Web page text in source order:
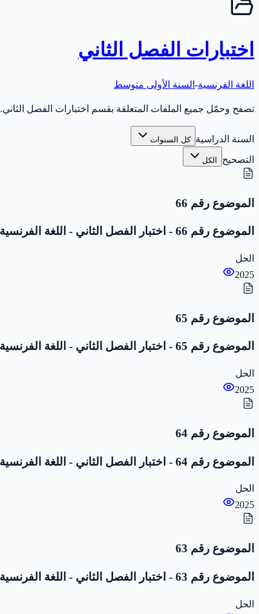
اختبارات الفصل الثاني
اللغة الفرنسية- السنة الأولى متوسط
تصفح وحمّل جميع الملفات المتعلقة بقسم اختبارات الفصل الثاني.
السنة الدراسية كل السنوات
التصحيح الكل
الموضوع رقم 66
الموضوع رقم 66 - اختبار الفصل الثاني - اللغة الفرنسية - 1 متوسط
الحل
2025
الموضوع رقم 65
الموضوع رقم 65 - اختبار الفصل الثاني - اللغة الفرنسية - 1 متوسط
الحل
2025
الموضوع رقم 64
الموضوع رقم 64 - اختبار الفصل الثاني - اللغة الفرنسية - 1 متوسط
الحل
2025
الموضوع رقم 63
الموضوع رقم 63 - اختبار الفصل الثاني - اللغة الفرنسية - 1 متوسط
الحل